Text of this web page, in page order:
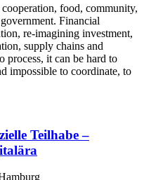
food, community,
Financial
re-imagining investment,
supply chains and
process, it can be hard to
impossible to coordinate, to
Teilhabe –